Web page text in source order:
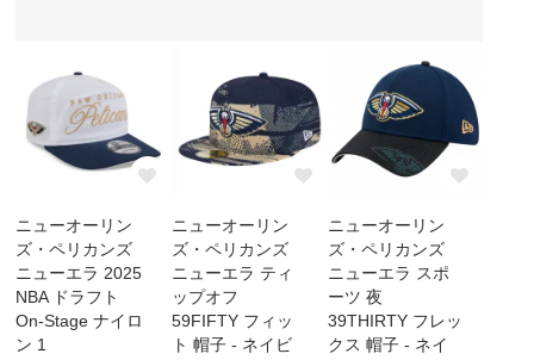
ニューオーリン
ズ・ペリカンズ
ニューエラ 2025
NBA ドラフト
On-Stage ナイロ
ン 1
ニューオーリン
ズ・ペリカンズ
ニューエラ ティ
ップオフ
59FIFTY フィッ
ト 帽子 - ネイビ
ニューオーリン
ズ・ペリカンズ
ニューエラ スポ
ーツ 夜
39THIRTY フレッ
クス 帽子 - ネイ